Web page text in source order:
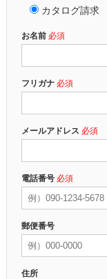
カタログ請求
お名前 必須
フリガナ 必須
メールアドレス 必須
電話番号 必須
郵便番号
住所